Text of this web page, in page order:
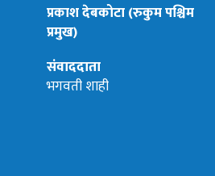
प्रकाश देबकोटा (रुकुम पश्चिम
प्रमुख)
संवाददाता
भगवती शाही